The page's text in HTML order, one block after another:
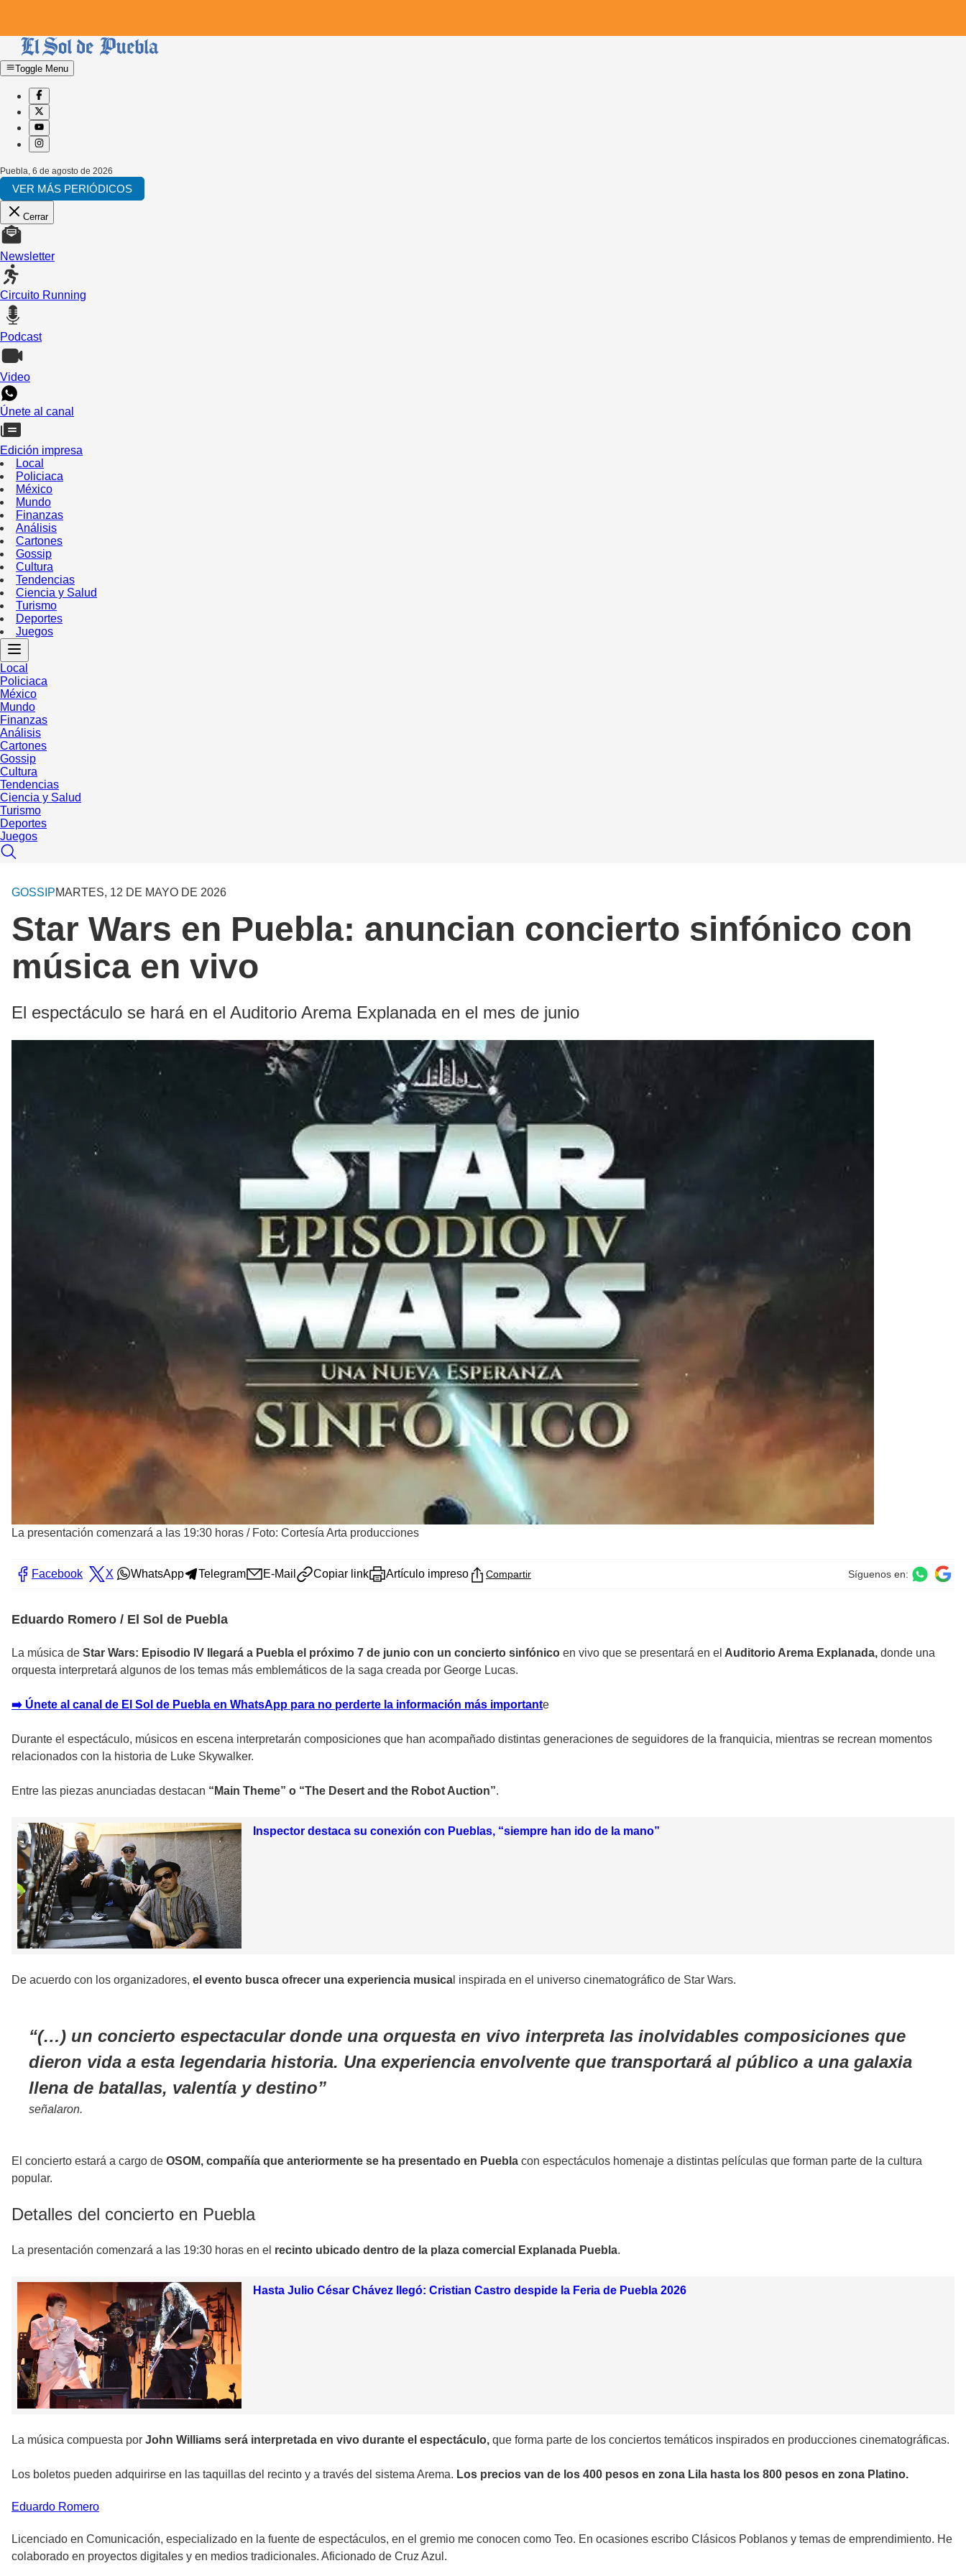
Toggle Menu
Puebla 6 de agosto de 2026
VER MÁS PERIÓDICOS
Cerrar
Newsletter
Circuito Running
Podcast
Video
Únete al canal
Edición impresa
Local
Policiaca
México
Mundo
Finanzas
Análisis
Cartones
Gossip
Cultura
Tendencias
Ciencia y Salud
Turismo
Deportes
Juegos
Local
Policiaca
México
Mundo
Finanzas
Análisis
Cartones
Gossip
Cultura
Tendencias
Ciencia y Salud
Turismo
Deportes
Juegos
GOSSIPMARTES, 12 DE MAYO DE 2026
Star Wars en Puebla: anuncian concierto sinfónico con
música en vivo
El espectáculo se hará en el Auditorio Arema Explanada en el mes de junio
La presentación comenzará a las 19:30 horas / Foto: Cortesía Arta producciones
Facebook X WhatsApp Telegram E-Mail Copiar link Artículo impreso Compartir Síguenos en:
Eduardo Romero / El Sol de Puebla
La música de Star Wars: Episodio IV llegará a Puebla el próximo 7 de junio con un concierto sinfónico en vivo que se presentará en el Auditorio Arema Explanada, donde una
orquesta interpretará algunos de los temas más emblemáticos de la saga creada por George Lucas.
➡️ Únete al canal de El Sol de Puebla en WhatsApp para no perderte la información más importante
Durante el espectáculo, músicos en escena interpretarán composiciones que han acompañado distintas generaciones de seguidores de la franquicia, mientras se recrean momentos
relacionados con la historia de Luke Skywalker.
Entre las piezas anunciadas destacan “Main Theme” o “The Desert and the Robot Auction”.
Inspector destaca su conexión con Pueblas, “siempre han ido de la mano”
De acuerdo con los organizadores, el evento busca ofrecer una experiencia musica l inspirada en el universo cinematográfico de Star Wars.
(…) un concierto espectacular donde una orquesta en vivo interpreta las inolvidables composiciones que
dieron vida a esta legendaria historia. Una experiencia envolvente que transportará al público a una galaxia
llena de batallas, valentía y destino
señalaron.
El concierto estará a cargo de OSOM, compañía que anteriormente se ha presentado en Puebla con espectáculos homenaje a distintas películas que forman parte de la cultura
popular.
Detalles del concierto en Puebla
La presentación comenzará a las 19:30 horas en el recinto ubicado dentro de la plaza comercial Explanada Puebla.
Hasta Julio César Chávez llegó: Cristian Castro despide la Feria de Puebla 2026
La música compuesta por John Williams será interpretada en vivo durante el espectáculo, que forma parte de los conciertos temáticos inspirados en producciones cinematográficas.
Los boletos pueden adquirirse en las taquillas del recinto y a través del sistema Arema. Los precios van de los 400 pesos en zona Lila hasta los 800 pesos en zona Platino.
Eduardo Romero
Licenciado en Comunicación, especializado en la fuente de espectáculos, en el gremio me conocen como Teo. En ocasiones escribo Clásicos Poblanos y temas de emprendimiento. He
colaborado en proyectos digitales y en medios tradicionales. Aficionado de Cruz Azul.